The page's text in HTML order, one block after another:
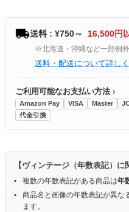
送料 : ¥750～ 16,500円
※北海道・沖縄など一部例
送料・配送について詳し
ご利用可能なお支払い方法 ›
Amazon Pay VISA Master
代金引換
【ヴィンテージ（年数表記）に
複数の年数表記がある商品は年
商品名と画像の年数表記が異な
ます。